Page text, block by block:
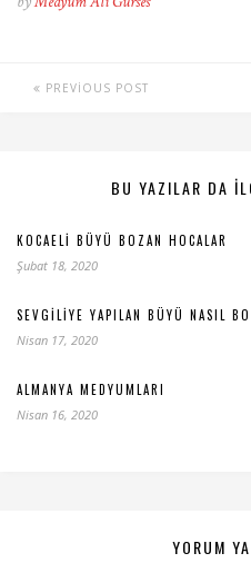
PREVIOUS POST
BU YAZILAR DA
KOCAELI BÜYÜ BOZAN HOCALAR
Şubat 18, 2020
SEVGILIYE YAPILAN BÜYÜ NASIL
Nisan 17, 2020
ALMANYA MEDYUMLARI
Nisan 16, 2020
YORUM